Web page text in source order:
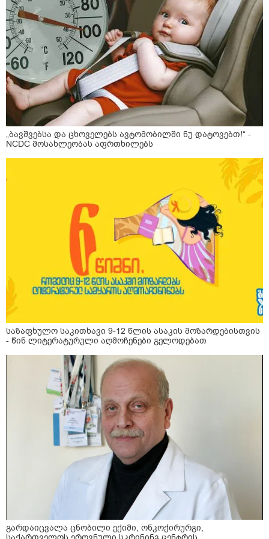
„ბავშვებსა და ცხოველებს ავტომობილში ნუ დატოვებთ!“ -
NCDC მოსახლეობას აფრთხილებს
საზაფხულო საკითხავი 9-12 წლის ასაკის მოზარდებისთვის
- წინ ლიტერატურული აღმოჩენები გელოდებათ
გარდაიცვალა ცნობილი ექიმი, ონკოქირურგი,